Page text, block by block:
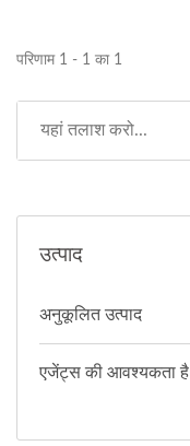
परिणाम 1 - 1 का 1
उत्पाद
अनुकूलित उत्पाद
एजेंट्स की आवश्यकता है